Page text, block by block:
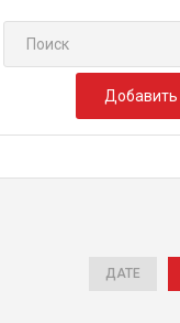
Добавить
ДАТЕ